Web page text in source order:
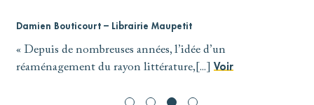
Damien Bouticourt – Librairie Maupetit
« Depuis de nombreuses années, l’idée d’un
réaménagement du rayon littérature,[...] Voir